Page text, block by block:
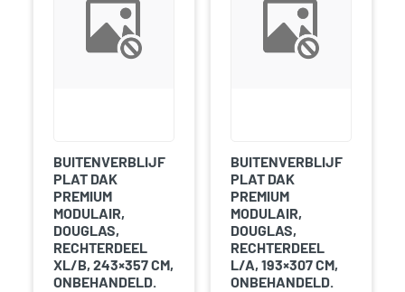
BUITENVERBLIJF
PLAT DAK
PREMIUM
MODULAIR,
DOUGLAS,
RECHTERDEEL
XL/B, 243×357 CM,
ONBEHANDELD.
BUITENVERBLIJF
PLAT DAK
PREMIUM
MODULAIR,
DOUGLAS,
RECHTERDEEL
L/A, 193×307 CM,
ONBEHANDELD.